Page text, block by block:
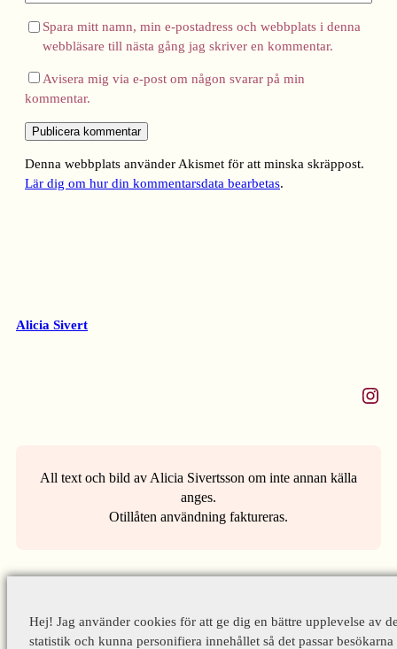
Spara mitt namn, min e-postadress och webbplats i denna
webbläsare till nästa gång jag skriver en kommentar.
Avisera mig via e-post om någon svarar på min
kommentar.
Denna webbplats använder Akismet för att minska skräppost.
Lär dig om hur din kommentarsdata bearbetas.
Alicia Sivert
Instagram
All text och bild av Alicia Sivertsson om inte annan källa
anges.
Otillåten användning faktureras.
Hej! Jag använder cookies för att ge dig en bättre upplevelse av
statistik och kunna personifiera innehållet så det passar